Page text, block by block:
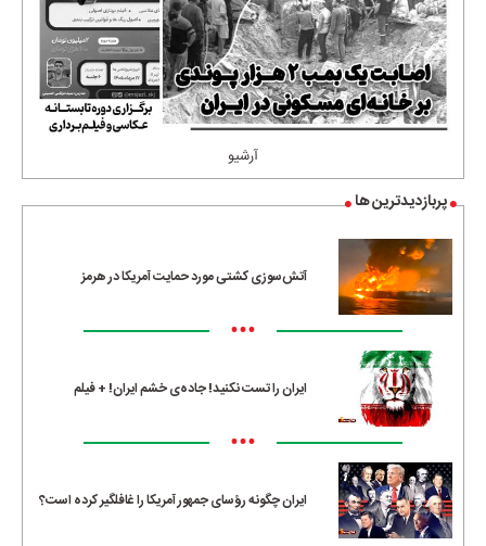
آرشیو
پربازدیدترین ها
آتش‌سوزی کشتی مورد حمایت آمریکا در هرمز
•••
ایران را تست نکنید! جاده‌ی خشم ایران! + فیلم
•••
ایران چگونه رؤسای جمهور آمریکا را غافلگیر کرده است؟